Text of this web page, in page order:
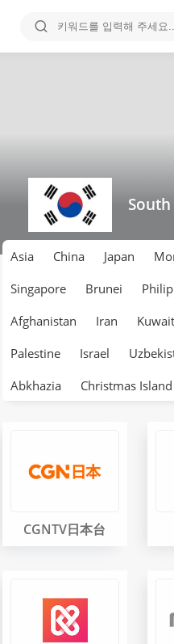
Asia China Japan
Singapore
Brunei
Afghanistan
Iran Kuwait
Palestine
Israel
Abkhazia
Christmas Island
CGNTV日本台